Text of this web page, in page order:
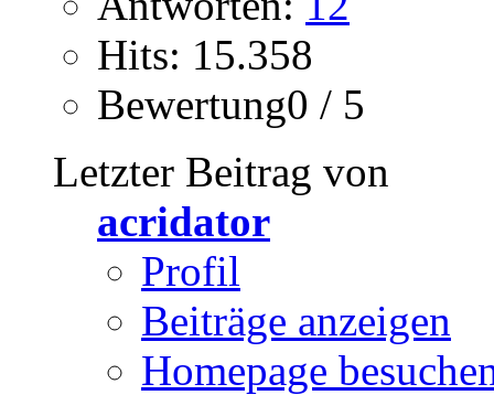
Hits: 15.358
Bewertung0 / 5
Letzter Beitrag von
acridator
Profil
Beiträge anzeigen
Homepage